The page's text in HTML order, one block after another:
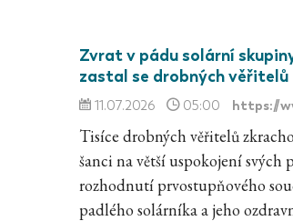
Zvrat v pádu solární
zastal se drobných věřitelů
11.07.2026 05:00 https://
Tisíce drobných věřitelů
šanci na větší uspokojení svých
rozhodnutí prvostupňového
padlého solárníka a jeho